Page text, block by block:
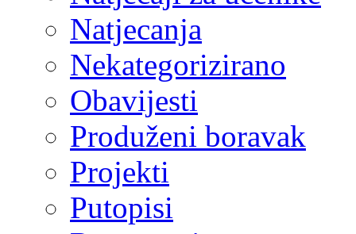
Natjecanja
Nekategorizirano
Obavijesti
Produženi boravak
Projekti
Putopisi